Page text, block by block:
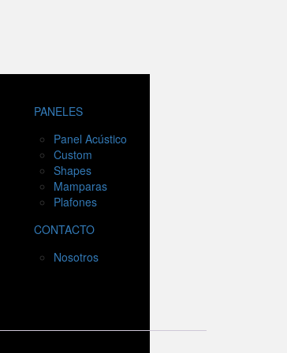
PANELES
Panel Acústico
Custom
Shapes
Mamparas
Plafones
CONTACTO
Nosotros